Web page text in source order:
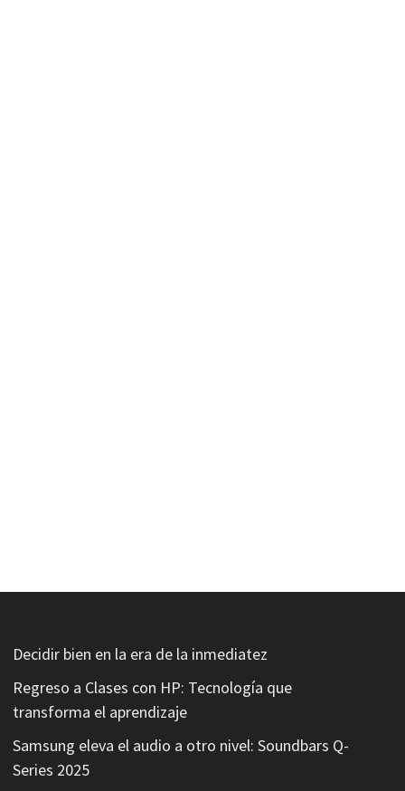
Decidir bien en la era de la inmediatez
Regreso a Clases con HP: Tecnología que
transforma el aprendizaje
Samsung eleva el audio a otro nivel: Soundbars Q-
Series 2025